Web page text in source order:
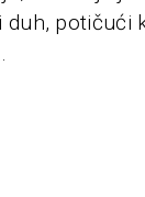
duh, potičući